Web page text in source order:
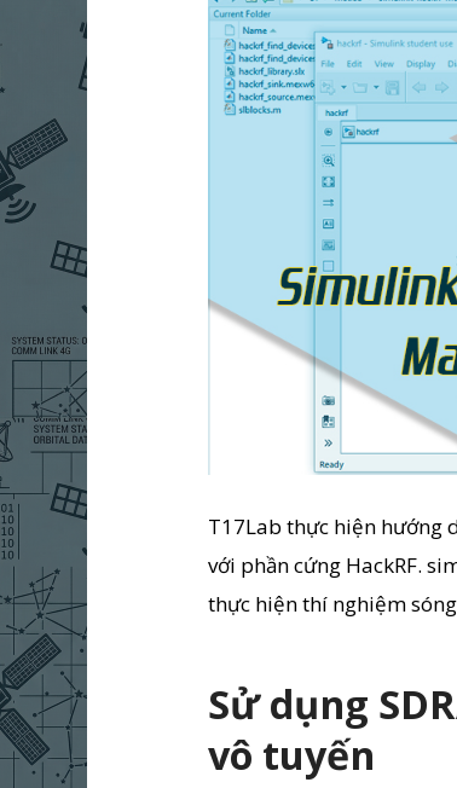
T17Lab thực hiện hướng
với phần cứng HackRF.
thực hiện thí nghiệm
Sử dụng
vô tuyến